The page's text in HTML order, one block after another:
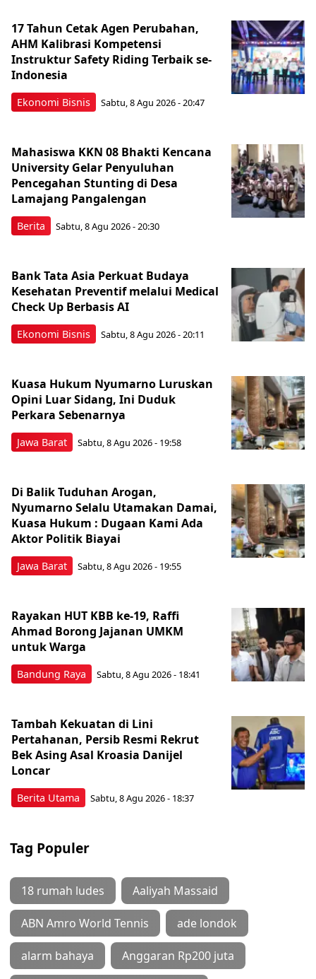
Ekonomi Bisnis
17 Tahun Cetak Agen Perubahan,
AHM Kalibrasi Kompetensi
Instruktur Safety Riding Terbaik se-
Indonesia
Sabtu, 8 Agu 2026 - 20:47
Berita
Mahasiswa KKN 08 Bhakti Kencana
University Gelar Penyuluhan
Pencegahan Stunting di Desa
Lamajang Pangalengan
Sabtu, 8 Agu 2026 - 20:30
Ekonomi Bisnis
Bank Tata Asia Perkuat Budaya
Kesehatan Preventif melalui Medical
Check Up Berbasis AI
Sabtu, 8 Agu 2026 - 20:11
Jawa Barat
Kuasa Hukum Nyumarno Luruskan
Opini Luar Sidang, Ini Duduk
Perkara Sebenarnya ​
Sabtu, 8 Agu 2026 - 19:58
Jawa Barat
Di Balik Tuduhan Arogan,
Nyumarno Selalu Utamakan Damai,
Kuasa Hukum : Dugaan Kami Ada
Aktor Politik Biayai
Sabtu, 8 Agu 2026 - 19:55
Bandung Raya
Rayakan HUT KBB ke-19, Raffi
Ahmad Borong Jajanan UMKM
untuk Warga
Sabtu, 8 Agu 2026 - 18:41
Berita Utama
Tambah Kekuatan di Lini
Pertahanan, Persib Resmi Rekrut
Bek Asing Asal Kroasia Danijel
Loncar
Sabtu, 8 Agu 2026 - 18:37
Tag Populer
18 rumah ludes Aaliyah Massaid
ABN Amro World Tennis ade londok
alarm bahaya Anggaran Rp200 juta